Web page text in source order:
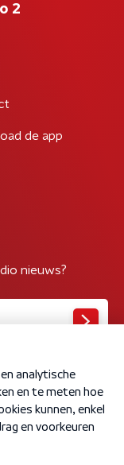
2
de app
nieuws?